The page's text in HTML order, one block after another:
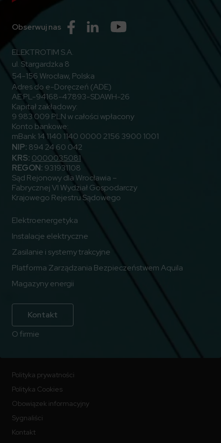
Obserwuj nas Przejdź do Facebook
Przejdź do Linkedin
ELEKTROTIM S.A.
ul. Stargardzka 8
54-156 Wrocław, Polska
Adres do e-Doręczeń (ADE)
AE:PL-94168-47893-SDAWH-26
Kapitał zakładowy:
9 983 009 PLN w całości wpłacony
Konto bankowe:
mBank 14 1140 1140 0000 2156 3900 1001
NIP: 894 24 60 042
KRS: 0000035081
REGON: 931931108
Sąd Rejonowy dla Wrocławia –
Fabrycznej VI Wydział Gospodarczy
Krajowego Rejestru Sądowego
Elektroenergetyka
Instalacje elektryczne
Zasilanie i systemy trakcyjne
Platforma Zarządzania Bezpieczeństwem Aquila
Magazyny energii
Kontakt
O firmie
Polityka prywatności
Polityka Cookies
Obowiązek informacyjny
Sygnaliści
Kontakt